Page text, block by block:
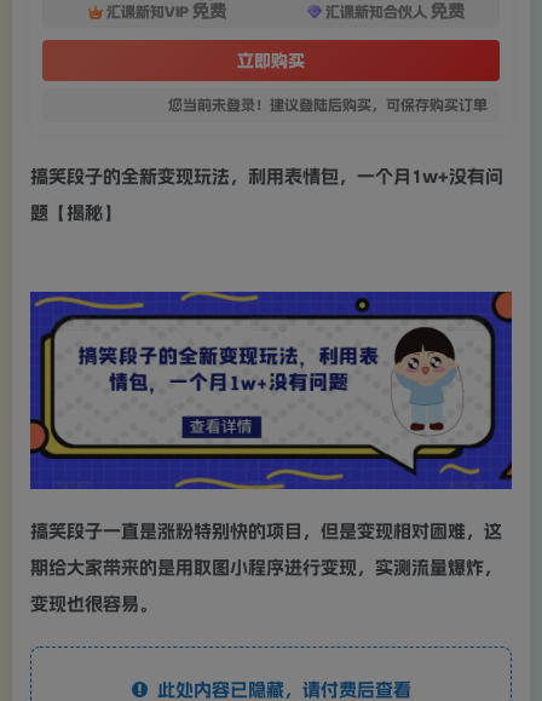
汇课新知VIP 免费 汇课新知合伙人 免费
立即购买
您当前未登录！建议登陆后购买，可保存购买订单
搞笑段子的全新变现玩法，利用表情包，一个月1w+没有问
题【揭秘】
搞笑段子一直是涨粉特别快的项目，但是变现相对困难，这
期给大家带来的是用取图小程序进行变现，实测流量爆炸，
变现也很容易。
此处内容已隐藏，请付费后查看